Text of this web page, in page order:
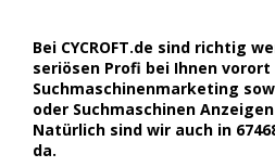
Bei CYCROFT.de sind richtig
seriösen Profi bei Ihnen vorort
Suchmaschinenmarketing
oder Suchmaschinen
Natürlich sind wir auch in
da.